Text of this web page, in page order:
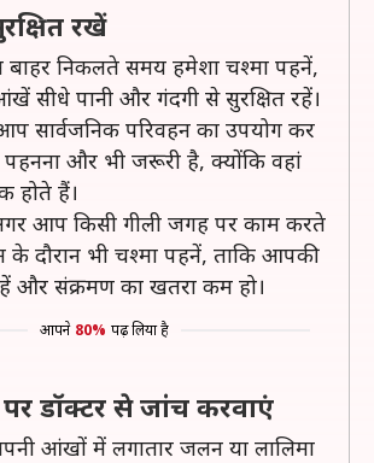
रखें
बाहर निकलते समय हमेशा चश्मा पहनें,
सीधे पानी और गंदगी से सुरक्षित रहें।
सार्वजनिक परिवहन का उपयोग कर
पहनना और भी जरूरी है, क्योंकि वहां
होते हैं।
आप किसी गीली जगह पर काम करते
दौरान भी चश्मा पहनें, ताकि आपकी
और संक्रमण का खतरा कम हो।
आपने 80% पढ़ लिया है
डॉक्टर से जांच करवाएं
आंखों में लगातार जलन या लालिमा